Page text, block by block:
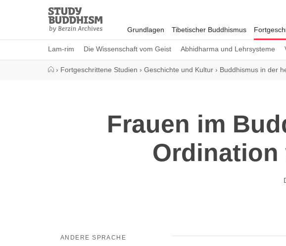
Study
Buddhism
Home
Grundlagen Tibetischer Buddhismus
Lam-rim Die Wissenschaft vom Geist Abhidharma und Lehrsysteme
› Fortgeschrittene Studien › Geschichte und Kultur › Buddhismus in der
Frauen im
Ordination
ANDERE SPRACHE